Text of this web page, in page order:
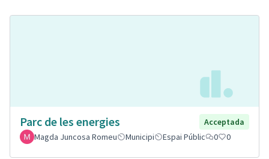
Parc de les energies
Acceptada
Magda Juncosa Romeu
Municipi Espai Públic 0 0